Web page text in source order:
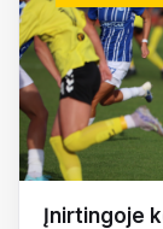
Įnirtingoje